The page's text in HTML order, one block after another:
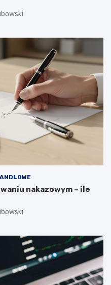
nakazowym – ile